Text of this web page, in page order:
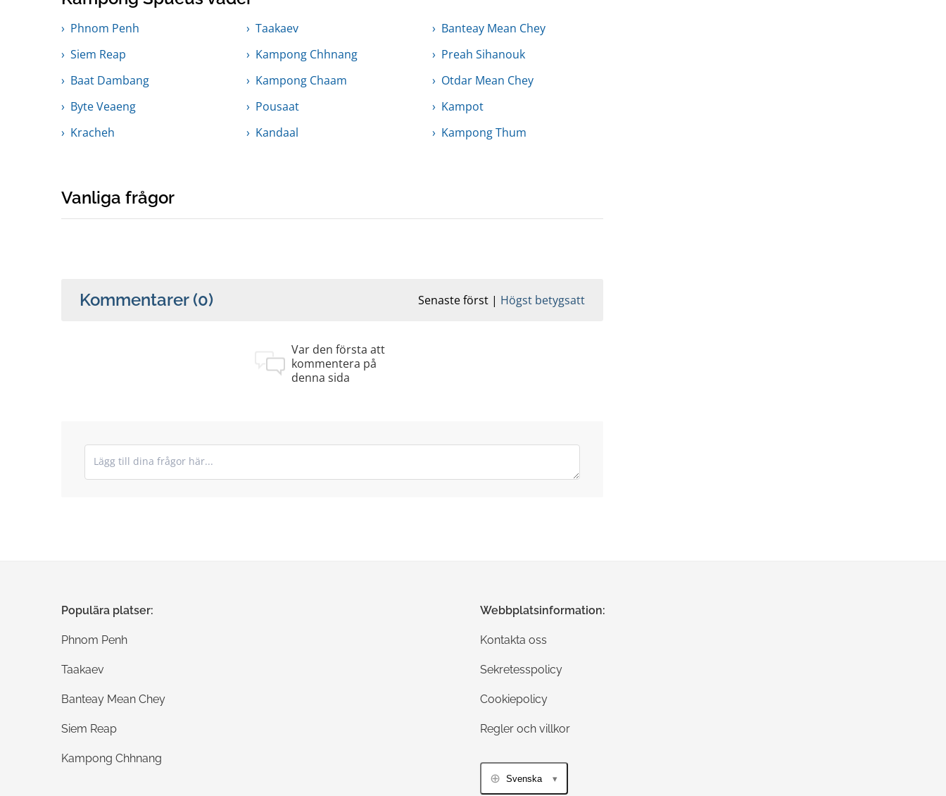
Phnom Penh Taakaev
Banteay Mean Chey
Siem Reap
Kampong Chhnang
Preah Sihanouk
Baat Dambang
Kampong Chaam
Otdar Mean Chey
Byte Veaeng
Pousaat
Kampot
Kracheh
Kandaal Kampong Thum
Vanliga frågor
Kommentarer (0) Senaste först Högst betygsatt
Var den första att
kommentera på
denna sida
Populära platser:
Phnom Penh
Taakaev
Banteay Mean Chey
Siem Reap
Kampong Chhnang
Webbplatsinformation:
Kontakta oss
Sekretesspolicy
Cookiepolicy
Regler och villkor
Svenska